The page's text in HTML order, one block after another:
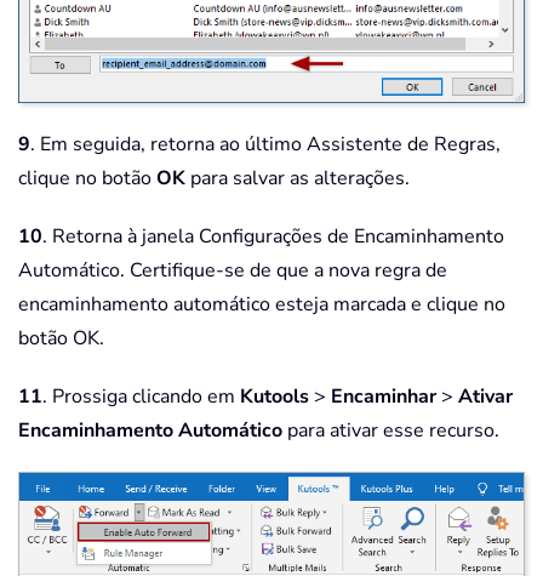
9. Em seguida, retorna ao último Assistente de Regras,
clique no botãoOK para salvar as alterações.
10. Retorna à janela Configurações de Encaminhamento
Automático. Certifique-se de que a nova regra de
encaminhamento automático esteja marcada e clique no
botão OK.
11. Prossiga clicando em Kutools > Encaminhar> Ativar
Encaminhamento Automático para ativar esse recurso.